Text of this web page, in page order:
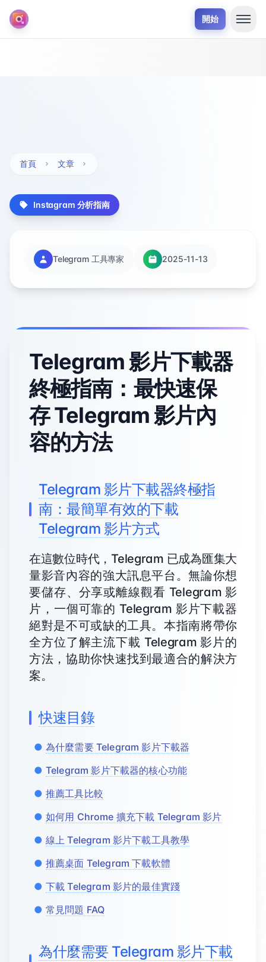
開始
首頁 文章
Instagram 分析指南
Telegram 工具專家 2025-11-13
Telegram 影片下載器
終極指南：最快速保
存 Telegram 影片內
容的方法
Telegram 影片下載器終極指
南：最簡單有效的下載
Telegram 影片方式
在這數位時代，Telegram 已成為匯集大
量影音內容的強大訊息平台。無論你想
要儲存、分享或離線觀看 Telegram 影
片，一個可靠的 Telegram 影片下載器
絕對是不可或缺的工具。本指南將帶你
全方位了解主流下載 Telegram 影片的
方法，協助你快速找到最適合的解決方
案。
快速目錄
為什麼需要 Telegram 影片下載器
Telegram 影片下載器的核心功能
推薦工具比較
如何用 Chrome 擴充下載 Telegram 影片
線上 Telegram 影片下載工具教學
推薦桌面 Telegram 下載軟體
下載 Telegram 影片的最佳實踐
常見問題 FAQ
為什麼需要 Telegram 影片下載